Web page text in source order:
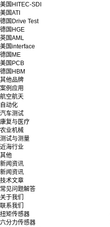
美国HITEC-SDI
美国ATI
德国Drive Test
德国HGE
英国AML
美国interface
德国ME
美国PCB
德国HBM
其他品牌
案例应用
航空航天
自动化
汽车测试
康复与医疗
农业机械
测试与测量
近海行业
其他
新闻资讯
新闻资讯
技术文章
常见问题解答
关于我们
联系我们
扭矩传感器
六分力传感器